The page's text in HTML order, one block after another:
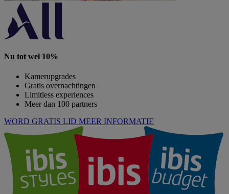
Nu tot wel 10%
Kamerupgrades
Gratis overnachtingen
Limitless experiences
Meer dan 100 partners
WORD GRATIS LID MEER INFORMATIE